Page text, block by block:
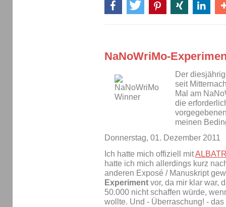
NaNoWriMo-
Der
seit
Mal am
die
meinen
Donnerstag, 01. Dezember 2011
Ich hatte mich offiziell mit
hatte ich mich allerdings kurz
anderen Exposé / Manuskript
Experiment vor, da mir klar war,
50.000 nicht schaffen würde,
wollte. Und - Überraschung! -